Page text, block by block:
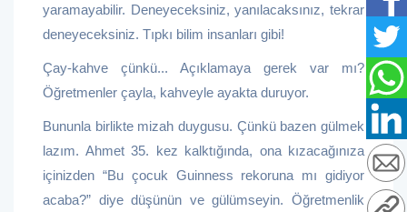
yaramayabilir. Deneyeceksiniz, yanılacaksınız, tekrar
deneyeceksiniz. Tıpkı bilim insanları gibi!
Çay-kahve çünkü... Açıklamaya gerek var mı?
Öğretmenler çayla, kahveyle ayakta duruyor.
Bununla birlikte mizah duygusu. Çünkü bazen gülmek
lazım. Ahmet 35. kez kalktığında, ona kızacağınıza
içinizden “Bu çocuk Guinness rekoruna mı gidiyor
acaba?” diye düşünün ve gülümseyin. Öğretmenlik